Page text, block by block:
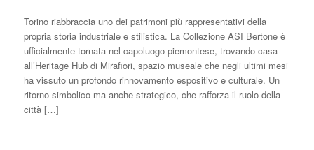
Torino riabbraccia uno dei patrimoni più rappresentativi della
propria storia industriale e stilistica. La Collezione ASI Bertone è
ufficialmente tornata nel capoluogo piemontese, trovando casa
all’Heritage Hub di Mirafiori, spazio museale che negli ultimi mesi
ha vissuto un profondo rinnovamento espositivo e culturale. Un
ritorno simbolico ma anche strategico, che rafforza il ruolo della
città […]